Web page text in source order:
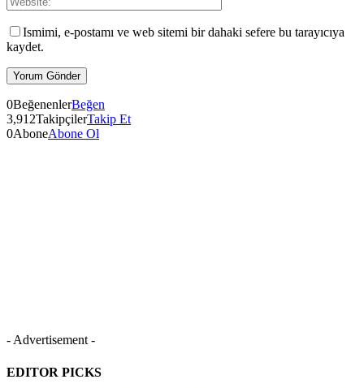
Ismimi, e-postamı ve web sitemi bir dahaki sefere bu tarayıcıya
kaydet.
0BeğenenlerBeğen
3,912TakipçilerTakip Et
0AboneAbone Ol
- Advertisement -
EDITOR PICKS